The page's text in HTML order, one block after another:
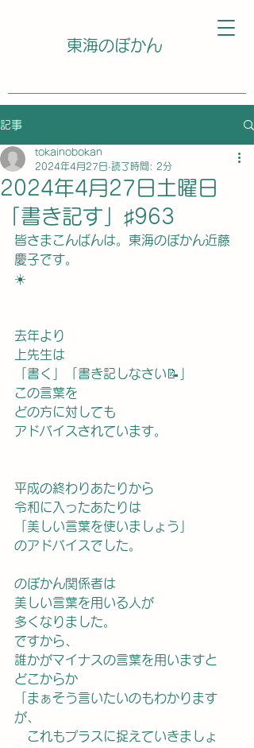
東海のぼかん
記事
2024年4月27日土曜日
「書き記す」♯963
tokainobokan
2024年4月27日 読了時間: 2分
皆さまこんばんは。東海のぼかん近藤
慶子です。
☀️
去年より
上先生は
「書く」「書き記しなさい📝」
この言葉を
どの方に対しても
アドバイスされています。
平成の終わりあたりから
令和に入ったあたりは
「美しい言葉を使いましょう」
のアドバイスでした。
のぼかん関係者は
美しい言葉を用いる人が
多くなりました。
ですから、
誰かがマイナスの言葉を用いますと
どこからか
「まぁそう言いたいのもわかります
が、
これもプラスに捉えていきましょ